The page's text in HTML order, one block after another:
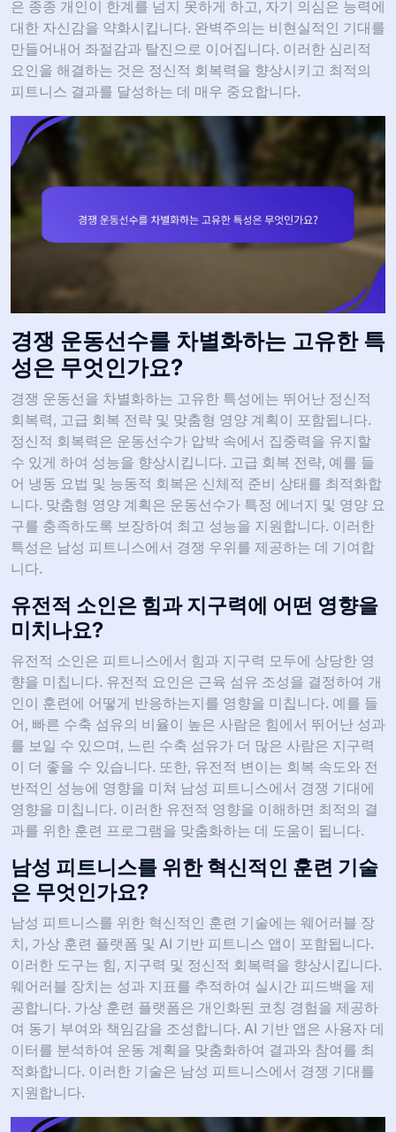
은 종종 개인이 한계를 넘지 못하게 하고, 자기 의심은 능력에
대한 자신감을 약화시킵니다. 완벽주의는 비현실적인 기대를
만들어내어 좌절감과 탈진으로 이어집니다. 이러한 심리적
요인을 해결하는 것은 정신적 회복력을 향상시키고 최적의
피트니스 결과를 달성하는 데 매우 중요합니다.
경쟁 운동선수를 차별화하는 고유한 특
성은 무엇인가요?
경쟁 운동선을 차별화하는 고유한 특성에는 뛰어난 정신적
회복력, 고급 회복 전략 및 맞춤형 영양 계획이 포함됩니다.
정신적 회복력은 운동선수가 압박 속에서 집중력을 유지할
수 있게 하여 성능을 향상시킵니다. 고급 회복 전략, 예를 들
어 냉동 요법 및 능동적 회복은 신체적 준비 상태를 최적화합
니다. 맞춤형 영양 계획은 운동선수가 특정 에너지 및 영양 요
구를 충족하도록 보장하여 최고 성능을 지원합니다. 이러한
특성은 남성 피트니스에서 경쟁 우위를 제공하는 데 기여합
니다.
유전적 소인은 힘과 지구력에 어떤 영향을
미치나요?
유전적 소인은 피트니스에서 힘과 지구력 모두에 상당한 영
향을 미칩니다. 유전적 요인은 근육 섬유 조성을 결정하여 개
인이 훈련에 어떻게 반응하는지를 영향을 미칩니다. 예를 들
어, 빠른 수축 섬유의 비율이 높은 사람은 힘에서 뛰어난 성과
를 보일 수 있으며, 느린 수축 섬유가 더 많은 사람은 지구력
이 더 좋을 수 있습니다. 또한, 유전적 변이는 회복 속도와 전
반적인 성능에 영향을 미쳐 남성 피트니스에서 경쟁 기대에
영향을 미칩니다. 이러한 유전적 영향을 이해하면 최적의 결
과를 위한 훈련 프로그램을 맞춤화하는 데 도움이 됩니다.
남성 피트니스를 위한 혁신적인 훈련 기술
은 무엇인가요?
남성 피트니스를 위한 혁신적인 훈련 기술에는 웨어러블 장
치, 가상 훈련 플랫폼 및 AI 기반 피트니스 앱이 포함됩니다.
이러한 도구는 힘, 지구력 및 정신적 회복력을 향상시킵니다.
웨어러블 장치는 성과 지표를 추적하여 실시간 피드백을 제
공합니다. 가상 훈련 플랫폼은 개인화된 코칭 경험을 제공하
여 동기 부여와 책임감을 조성합니다. AI 기반 앱은 사용자 데
이터를 분석하여 운동 계획을 맞춤화하여 결과와 참여를 최
적화합니다. 이러한 기술은 남성 피트니스에서 경쟁 기대를
지원합니다.